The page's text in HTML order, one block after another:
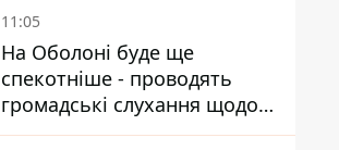
11:05
На Оболоні буде ще
спекотніше - проводять
громадські слухання щодо
храму УГКЦ на Північній